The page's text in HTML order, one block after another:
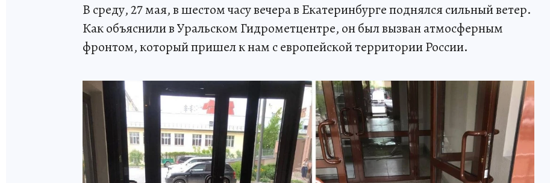
В среду, 27 мая, в шестом часу вечера в Екатеринбурге поднялся сильный ветер.
Как объяснили в Уральском Гидрометцентре, он был вызван атмосферным
фронтом, который пришел к нам с европейской территории России.